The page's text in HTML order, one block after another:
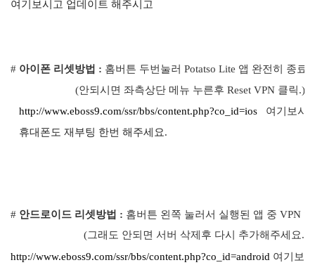
여기보시고 업데이트 해주시고
# 아이폰 리셋방법 : 홈버튼 두번눌러 Potatso Lite 앱 완전히 종료
(안되시면 좌측상단 메뉴 누른후 Reset VPN 클릭.)
http://www.eboss9.com/ssr/bbs/content.php?co_id=ios 여기보시
휴대폰도 재부팅 한번 해주세요.
# 안드로이드 리셋방법 : 홈버튼 왼쪽 눌러서 실행된 앱 중 VPN
(그래도 안되면 서버 삭제후 다시 추가해주세요.)
http://www.eboss9.com/ssr/bbs/content.php?co_id=android 여기보